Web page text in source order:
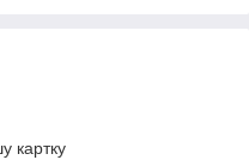
картку